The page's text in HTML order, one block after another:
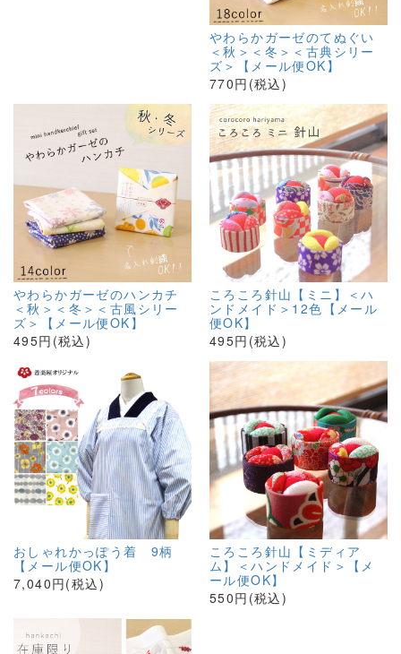
やわらかガーゼのてぬぐい
＜秋＞＜冬＞＜古典シリー
ズ＞【メール便OK】
770円(税込)
やわらかガーゼのハンカチ
＜秋＞＜冬＞＜古風シリー
ズ＞【メール便OK】
495円(税込)
ころころ針山【ミニ】＜ハ
ンドメイド＞12色【メール
便OK】
495円(税込)
おしゃれかっぽう着 9柄
【メール便OK】
7,040円(税込)
ころころ針山【ミディア
ム】＜ハンドメイド＞【メ
ール便OK】
550円(税込)